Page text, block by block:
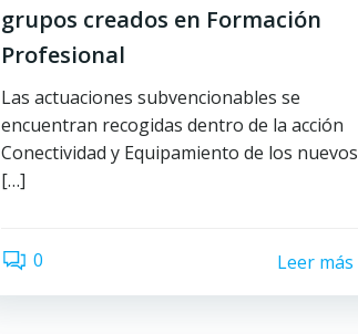
grupos creados en Formación
Profesional
Las actuaciones subvencionables se
encuentran recogidas dentro de la acción
Conectividad y Equipamiento de los nuevos
[…]
0 Leer más